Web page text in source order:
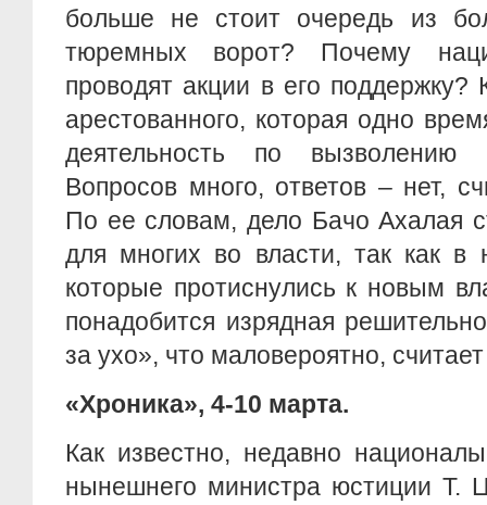
больше не стоит очередь из
тюремных ворот? Почему
проводят акции в его поддержку?
арестованного, которая одно
деятельность по
Вопросов много, ответов – нет,
По ее словам, дело Бачо Ахалая
для многих во власти, так как
которые протиснулись к новым
понадобится изрядная
за ухо», что маловероятно,
«Хроника», 4-10 марта.
Как известно, недавно
нынешнего министра юстиции Т.